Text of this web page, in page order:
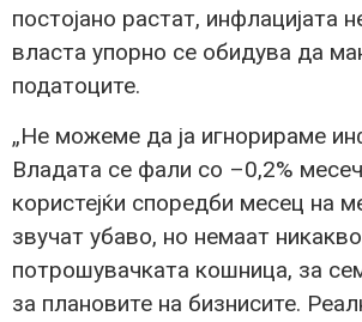
постојано растат, инфлацијата
власта упорно се обидува да
податоците.
„Не можеме да ја игнорираме
Владата се фали со –0,2%
користејќи споредби месец на
звучат убаво, но немаат
потрошувачката кошница, за
за плановите на бизнисите.